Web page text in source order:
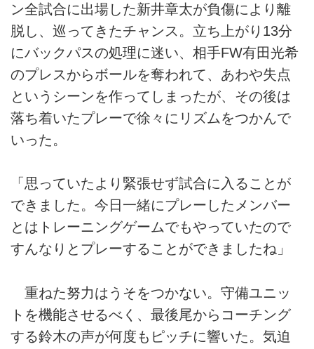
ン全試合に出場した新井章太が負傷により離
脱し、巡ってきたチャンス。立ち上がり13分
にバックパスの処理に迷い、相手FW有田光希
のプレスからボールを奪われて、あわや失点
というシーンを作ってしまったが、その後は
落ち着いたプレーで徐々にリズムをつかんで
いった。
「思っていたより緊張せず試合に入ることが
できました。今日一緒にプレーしたメンバー
とはトレーニングゲームでもやっていたので
すんなりとプレーすることができましたね」
重ねた努力はうそをつかない。守備ユニッ
トを機能させるべく、最後尾からコーチング
する鈴木の声が何度もピッチに響いた。気迫